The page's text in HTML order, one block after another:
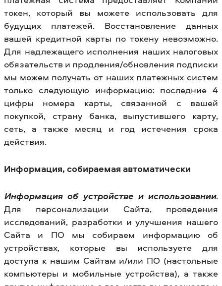
токен, который вы можете использовать для
будущих платежей. Восстановление данных
вашей кредитной карты по токену невозможно.
Для надлежащего исполнения наших налоговых
обязательств и продления/обновления подписки
мы можем получать от наших платежных систем
только следующую информацию: последние 4
цифры номера карты, связанной с вашей
покупкой, страну банка, выпустившего карту,
сеть, а также месяц и год истечения срока
действия.
Информация, собираемая автоматически
Информация об устройстве и использовании.
Для персонализации Сайта, проведения
исследований, разработки и улучшения нашего
Сайта и ПО мы собираем информацию об
устройствах, которые вы используете для
доступа к нашим Сайтам и/или ПО (настольные
компьютеры и мобильные устройства), а также